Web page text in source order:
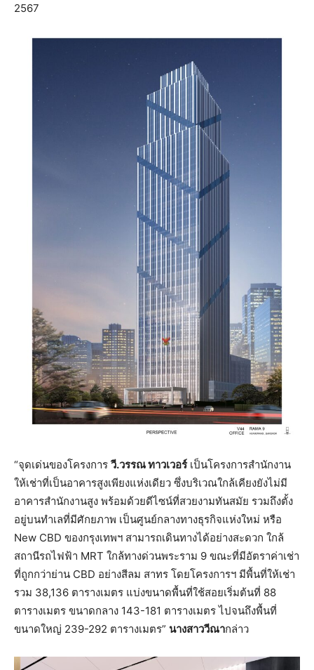
2567
“จุดเด่นของโครงการ วี.วรรณ ทาวเวอร์เป็นโครงการสำนักงาน
ให้เช่าที่เป็นอาคารสูงเพียงแห่งเดียว ซึ่งบริเวณใกล้เคียงยังไม่มี
อาคารสำนักงานสูง พร้อมด้วยดีไซน์ที่สวยงามทันสมัย รวมถึงตั้ง
อยู่บนทำเลที่มีศักยภาพ เป็นศูนย์กลางทางธุรกิจแห่งใหม่ หรือ
New CBD ของกรุงเทพฯ สามารถเดินทางได้อย่างสะดวก ใกล้
สถานีรถไฟฟ้า MRT ใกล้ทางด่วนพระราม 9 ขณะที่มีอัตราค่าเช่า
ที่ถูกกว่าย่าน CBD อย่างสีลม สาทร โดยโครงการฯ มีพื้นที่ให้เช่า
รวม 38,136 ตารางเมตร แบ่งขนาดพื้นที่ใช้สอยเริ่มต้นที่ 88
ตารางเมตร ขนาดกลาง 143-181 ตารางเมตร ไปจนถึงพื้นที่
ขนาดใหญ่ 239-292 ตารางเมตร” นางสาววีณากล่าว